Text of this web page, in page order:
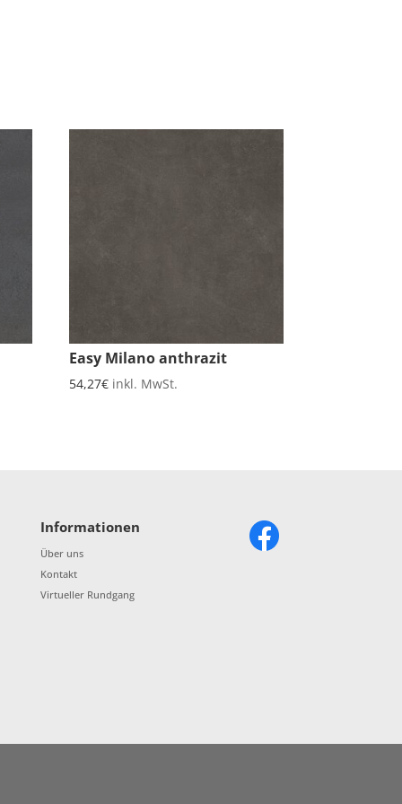
Easy Milano anthrazit
54,27€ inkl. MwSt.
Informationen
Über uns
Kontakt
Virtueller Rundgang